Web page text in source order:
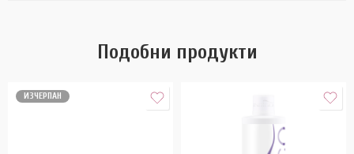
Подобни продукти
ИЗЧЕРПАН